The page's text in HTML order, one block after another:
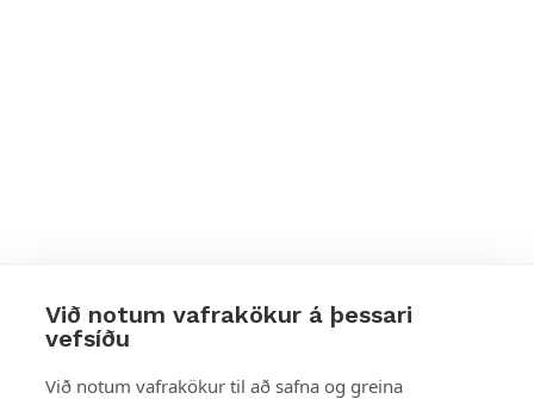
Við notum vafrakökur á þessari
vefsíðu
Við notum vafrakökur til að safna og greina
Styttu þér leið